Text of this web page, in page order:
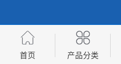
高低温顶部装车鹤管 耐高温耐高压耐腐蚀
首页 产品分类